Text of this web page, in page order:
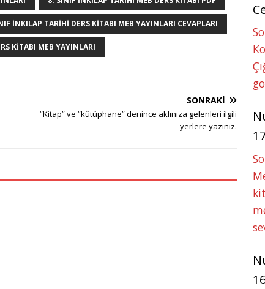
ss
e
n
ar
e
INKILAP TARIHI DERS KITABI MEB YAYINLARI CEVAPLARI
KITABI MEB YAYINLARI
SONRAKI
“Kitap” ve “kütüphane” denince aklınıza gelenleri ilgili
yerlere yazınız.